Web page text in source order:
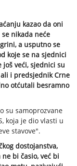
kazao da oni
nikada neće
a usputno se
koje se na sjednici
veći, sjednici su
i predsjednik Crne
otćutali besramno
su samoprozvane
koja je dio vlasti u
stavove".
dostojanstva,
bi časio, već bi